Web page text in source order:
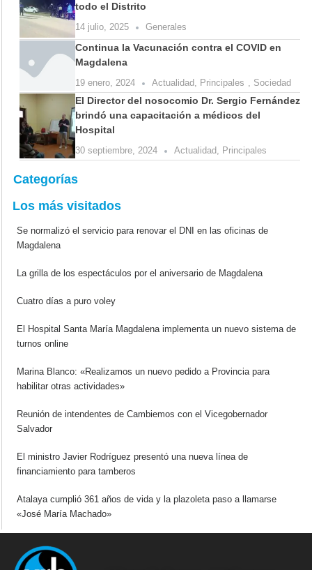
todo el Distrito
14 julio, 2025 Generales
Continua la Vacunación contra el COVID en
Magdalena
19 enero, 2024 Actualidad, Principales , Sociedad
El Director del nosocomio Dr. Sergio Fernández
brindó una capacitación a médicos del
Hospital
30 septiembre, 2024 Actualidad, Principales
Categorías
Los más visitados
Se normalizó el servicio para renovar el DNI en las oficinas de
Magdalena
La grilla de los espectáculos por el aniversario de Magdalena
Cuatro días a puro voley
El Hospital Santa María Magdalena implementa un nuevo sistema de
turnos online
Marina Blanco: «Realizamos un nuevo pedido a Provincia para
habilitar otras actividades»
Reunión de intendentes de Cambiemos con el Vicegobernador
Salvador
El ministro Javier Rodríguez presentó una nueva línea de
financiamiento para tamberos
Atalaya cumplió 361 años de vida y la plazoleta paso a llamarse
«José María Machado»